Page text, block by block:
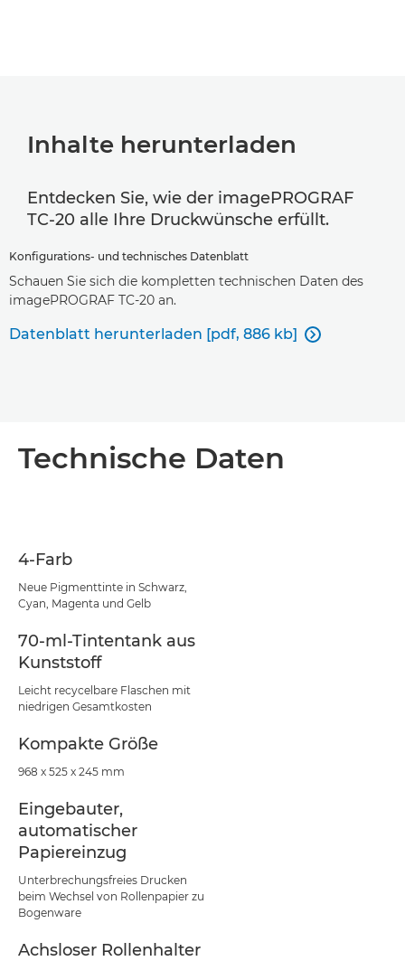
Inhalte herunterladen
Entdecken Sie, wie der imagePROGRAF
TC-20 alle Ihre Druckwünsche erfüllt.
Konfigurations- und technisches Datenblatt
Schauen Sie sich die kompletten technischen Daten des
imagePROGRAF TC-20 an.
Datenblatt herunterladen [pdf, 886 kb] 
Technische Daten
4-Farb
Neue Pigmenttinte in Schwarz,
Cyan, Magenta und Gelb
70-ml-Tintentank aus
Kunststoff
Leicht recycelbare Flaschen mit
niedrigen Gesamtkosten
Kompakte Größe
968 x 525 x 245 mm
Eingebauter,
automatischer
Papiereinzug
Unterbrechungsfreies Drucken
beim Wechsel von Rollenpapier zu
Bogenware
Achsloser Rollenhalter